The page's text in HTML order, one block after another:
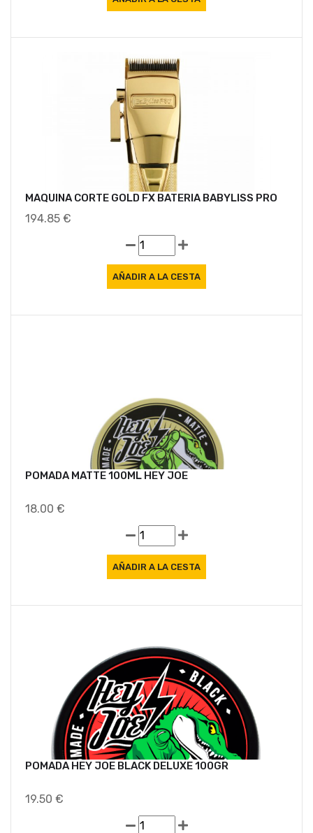
MAQUINA CORTE GOLD FX BATERIA BABYLISS PRO
194.85 €
POMADA MATTE 100ML HEY JOE
18.00 €
POMADA HEY JOE BLACK DELUXE 100GR
19.50 €